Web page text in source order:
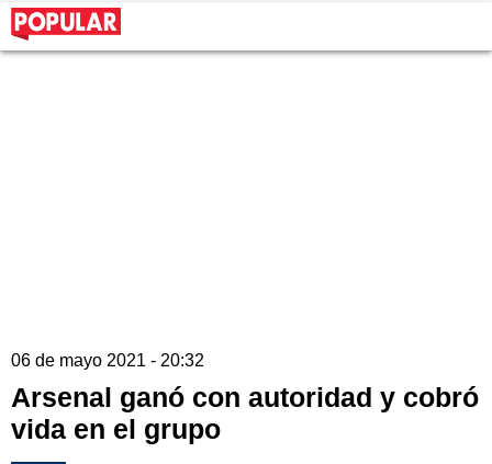
06 de mayo 2021 - 20:32
Arsenal ganó con autoridad y cobró
vida en el grupo